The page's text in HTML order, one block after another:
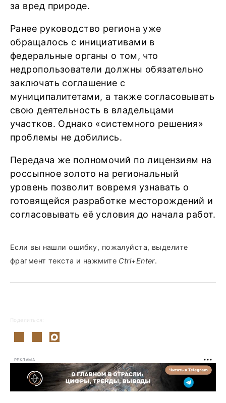
за вред природе.
Ранее руководство региона уже
обращалось с инициативами в
федеральные органы о том, что
недропользователи должны обязательно
заключать соглашение с
муниципалитетами, а также согласовывать
свою деятельность в владельцами
участков. Однако «системного решения»
проблемы не добились.
Передача же полномочий по лицензиям на
россыпное золото на региональный
уровень позволит вовремя узнавать о
готовящейся разработке месторождений и
согласовывать её условия до начала работ.
Если вы нашли ошибку, пожалуйста, выделите
фрагмент текста и нажмите Ctrl+Enter.
Поделиться:
РЕКЛАМА